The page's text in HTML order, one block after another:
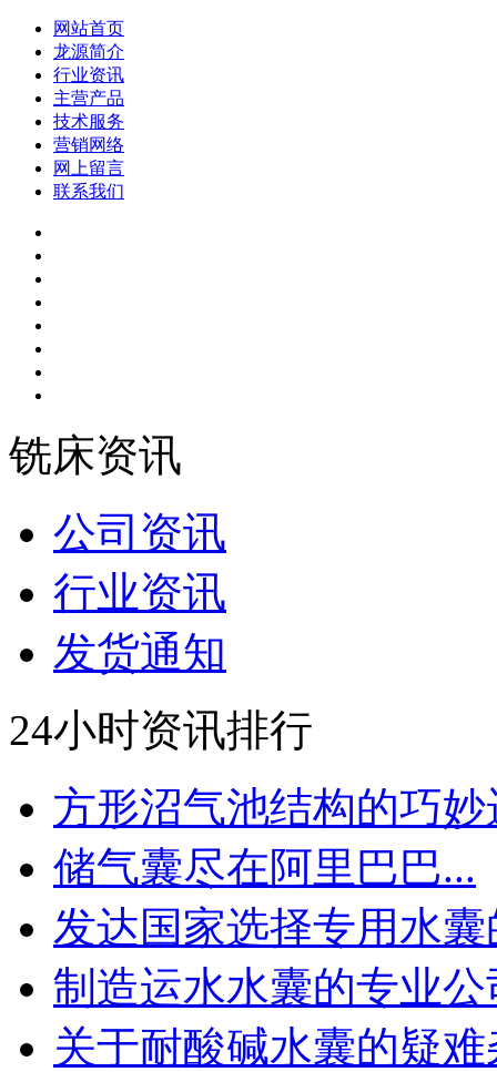
网站首页
龙源简介
行业资讯
主营产品
技术服务
营销网络
网上留言
联系我们
铣床资讯
公司资讯
行业资讯
发货通知
24小时资讯排行
方形沼气池结构的巧妙
储气囊尽在阿里巴巴...
发达国家选择专用水囊
制造运水水囊的专业公
关于耐酸碱水囊的疑难